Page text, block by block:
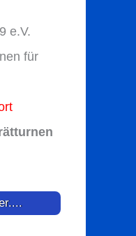
e.V.
für